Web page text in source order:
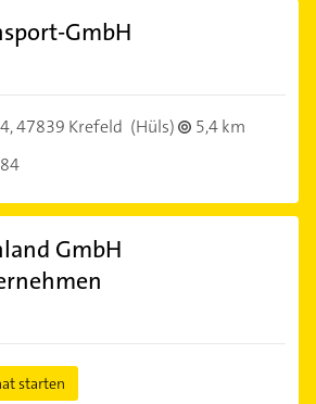
GmbH
47839 Krefeld (Hüls)
5,4 km
GmbH
starten